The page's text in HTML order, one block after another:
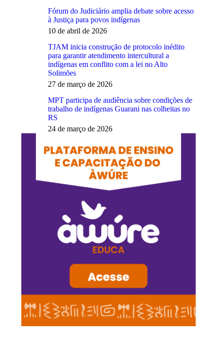
Fórum do Judiciário amplia debate sobre acesso
à Justiça para povos indígenas
10 de abril de 2026
TJAM inicia construção de protocolo inédito
para garantir atendimento intercultural a
indígenas em conflito com a lei no Alto
Solimões
27 de março de 2026
MPT participa de audiência sobre condições de
trabalho de indígenas Guarani nas colheitas no
RS
24 de março de 2026